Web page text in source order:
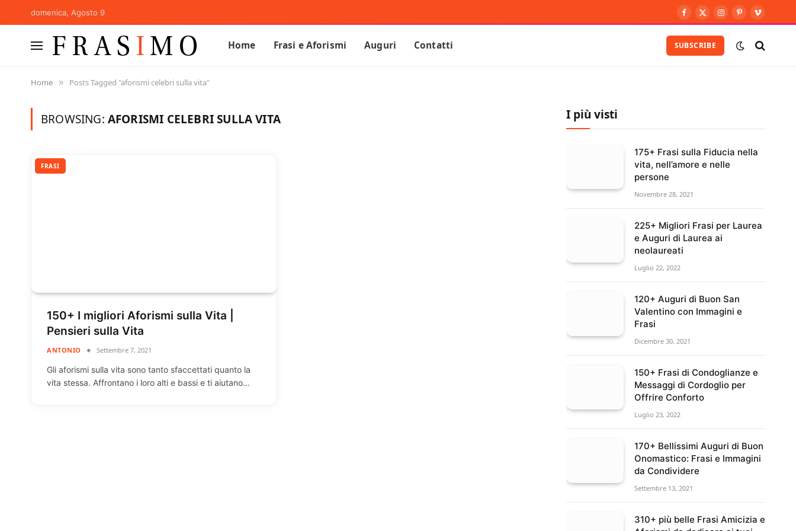
domenica, Agosto 9
Facebook
X
Instagram
Pinterest
Vimeo
Home Frasi e Aforismi Auguri Contatti SUBSCRIBE
Home » Posts Tagged "aforismi celebri sulla vita"
BROWSING: AFORISMI CELEBRI SULLA VITA
FRASI
150+ I migliori Aforismi sulla Vita |
Pensieri sulla Vita
ANTONIO Settembre 7, 2021
Gli aforismi sulla vita sono tanto sfaccettati quanto la
vita stessa. Affrontano i loro alti e bassi e ti aiutano…
I più visti
175+ Frasi sulla Fiducia nella
vita, nell’amore e nelle
persone
Novembre 28, 2021
225+ Migliori Frasi per Laurea
e Auguri di Laurea ai
neolaureati
Luglio 22, 2022
120+ Auguri di Buon San
Valentino con Immagini e
Frasi
Dicembre 30, 2021
150+ Frasi di Condoglianze e
Messaggi di Cordoglio per
Offrire Conforto
Luglio 23, 2022
170+ Bellissimi Auguri di Buon
Onomastico: Frasi e Immagini
da Condividere
Settembre 13, 2021
310+ più belle Frasi Amicizia e